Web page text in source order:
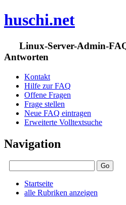
huschi.net
Linux-Server-Admin-
Antworten
Kontakt
Hilfe zur FAQ
Offene Fragen
Frage stellen
Neue FAQ eintragen
Erweiterte Volltextsuche
Navigation
Startseite
alle Rubriken anzeigen